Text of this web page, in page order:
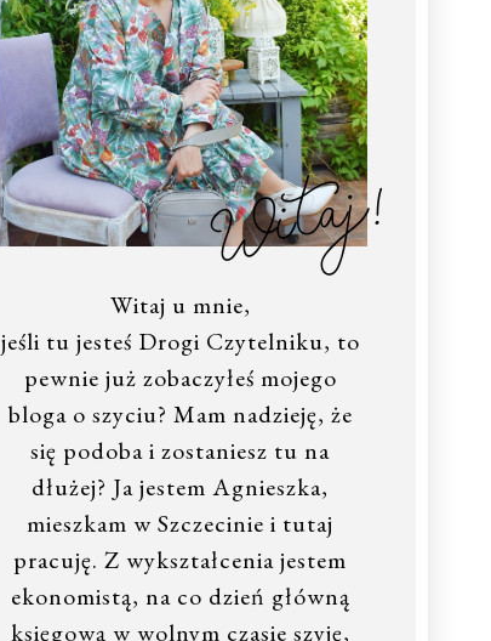
Witaj!
Witaj u mnie,
jeśli tu jesteś Drogi Czytelniku, to
pewnie już zobaczyłeś mojego
bloga o szyciu? Mam nadzieję, że
się podoba i zostaniesz tu na
dłużej? Ja jestem Agnieszka,
mieszkam w Szczecinie i tutaj
pracuję. Z wykształcenia jestem
ekonomistą, na co dzień główną
księgową w wolnym czasie szyję,